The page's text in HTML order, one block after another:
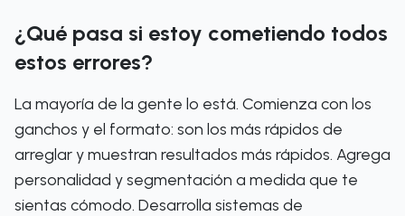
¿Qué pasa si estoy cometiendo todos
estos errores?
La mayoría de la gente lo está. Comienza con los
ganchos y el formato: son los más rápidos de
arreglar y muestran resultados más rápidos. Agrega
personalidad y segmentación a medida que te
sientas cómodo. Desarrolla sistemas de